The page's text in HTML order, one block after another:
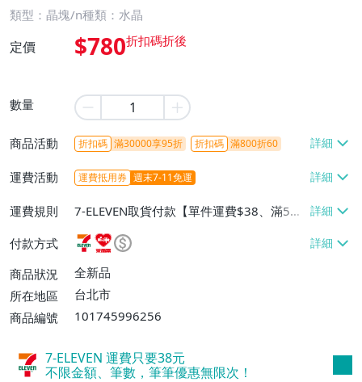
類型：晶塊/n種類：水晶
定價 $780
數量
商品活動 折扣碼 滿30000享95折 折扣碼 滿800折60
運費活動 運費抵用券 週末7-11免運
運費規則
7-ELEVEN取貨付款【單件運費$38、滿5件
或消費滿$1298免運費】、7-ELEVEN取貨
不付款【免運費】、萊爾富取貨付款【單件
運費$60、滿5件或消費滿$1298免運
費】、宅配/貨運【單件運費$120、滿5件
付款方式
商品狀況
全新品
所在地區
台北市
商品編號
101745996256
7-ELEVEN 運費只要38元
不限金額、筆數，筆筆優惠無限次！